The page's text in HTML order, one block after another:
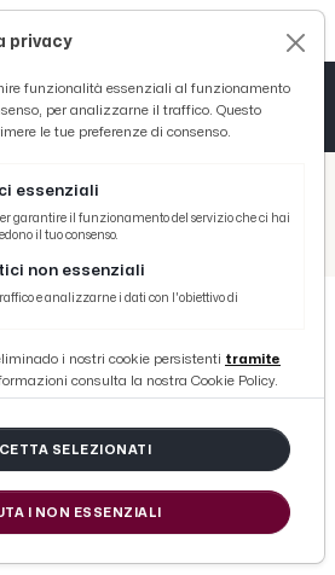
/ Picenotime
Coppa Teodori
Faggioli: "Macchina perfetta, abbiamo ritrovato consapevolezza"
2026, la voce del
"Macchina
ritrovato
privacy
funzionalità essenziali al funzionamento
per analizzarne il traffico. Questo
le tue preferenze di consenso.
essenziali
garantire il funzionamento del servizio che ci hai
il tuo consenso.
non essenziali
e analizzarne i dati con l'obiettivo di
i nostri cookie persistenti tramite
consulta la nostra Cookie Policy.
SELEZIONATI
I NON ESSENZIALI